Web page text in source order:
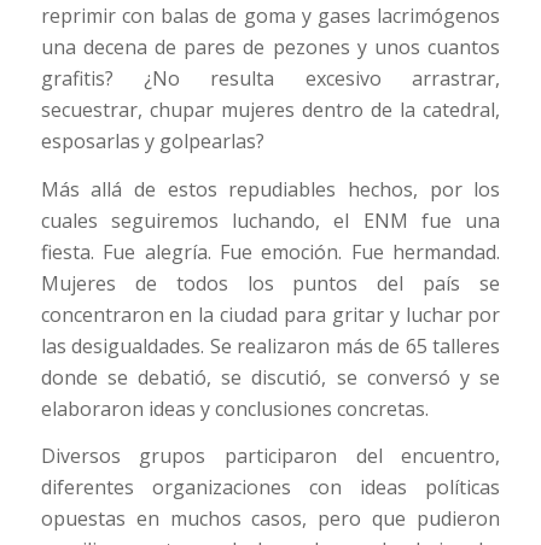
reprimir con balas de goma y gases lacrimógenos
una decena de pares de pezones y unos cuantos
grafitis? ¿No resulta excesivo arrastrar,
secuestrar, chupar mujeres dentro de la catedral,
esposarlas y golpearlas?
Más allá de estos repudiables hechos, por los
cuales seguiremos luchando, el ENM fue una
fiesta. Fue alegría. Fue emoción. Fue hermandad.
Mujeres de todos los puntos del país se
concentraron en la ciudad para gritar y luchar por
las desigualdades. Se realizaron más de 65 talleres
donde se debatió, se discutió, se conversó y se
elaboraron ideas y conclusiones concretas.
Diversos grupos participaron del encuentro,
diferentes organizaciones con ideas políticas
opuestas en muchos casos, pero que pudieron